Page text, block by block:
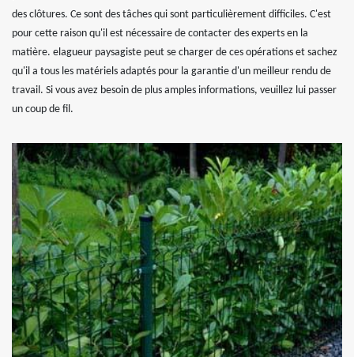
des clôtures. Ce sont des tâches qui sont particulièrement difficiles. C'est
pour cette raison qu'il est nécessaire de contacter des experts en la
matière. elagueur paysagiste peut se charger de ces opérations et sachez
qu'il a tous les matériels adaptés pour la garantie d'un meilleur rendu de
travail. Si vous avez besoin de plus amples informations, veuillez lui passer
un coup de fil.